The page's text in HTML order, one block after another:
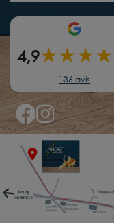
4,9★★★★
136 avis